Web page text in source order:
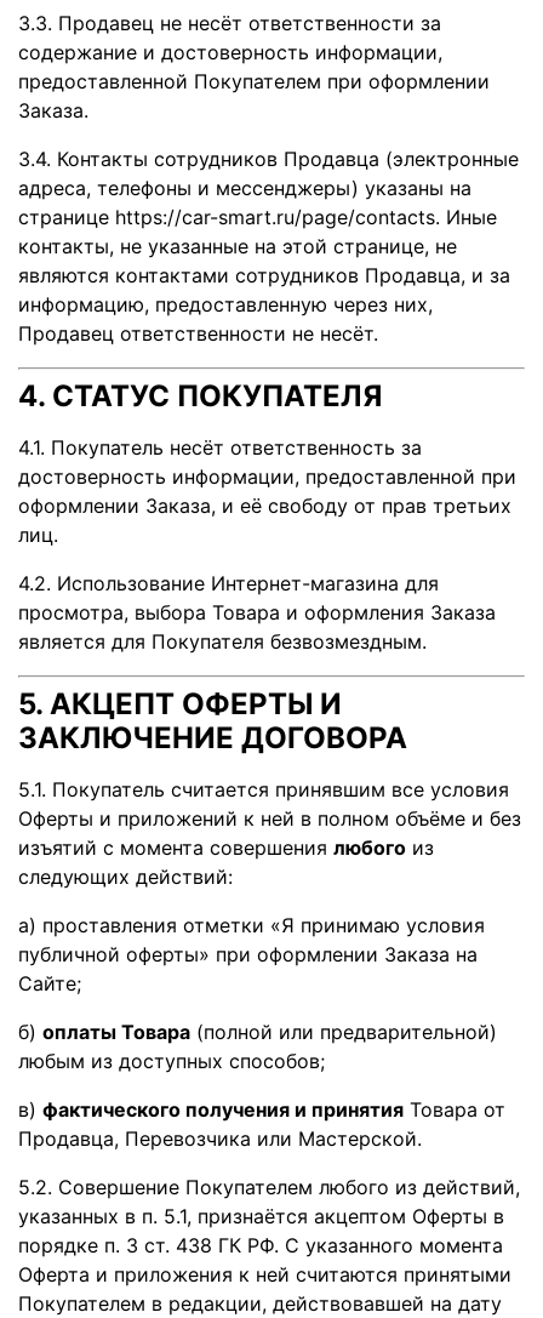
3.3. Продавец не несёт ответственности за
содержание и достоверность информации,
предоставленной Покупателем при оформлении
Заказа.
3.4. Контакты сотрудников Продавца (электронные
адреса, телефоны и мессенджеры) указаны на
странице https://car-smart.ru/page/contacts. Иные
контакты, не указанные на этой странице, не
являются контактами сотрудников Продавца, и за
информацию, предоставленную через них,
Продавец ответственности не несёт.
4. СТАТУС ПОКУПАТЕЛЯ
4.1. Покупатель несёт ответственность за
достоверность информации, предоставленной при
оформлении Заказа, и её свободу от прав третьих
лиц.
4.2. Использование Интернет-магазина для
просмотра, выбора Товара и оформления Заказа
является для Покупателя безвозмездным.
5. АКЦЕПТ ОФЕРТЫ И
ЗАКЛЮЧЕНИЕ ДОГОВОРА
5.1. Покупатель считается принявшим все условия
Оферты и приложений к ней в полном объёме и без
изъятий с момента совершения любого из
следующих действий:
а) проставления отметки «Я принимаю условия
публичной оферты» при оформлении Заказа на
Сайте;
б) оплаты Товара (полной или предварительной)
любым из доступных способов;
в) фактического получения и принятия Товара от
Продавца, Перевозчика или Мастерской.
5.2. Совершение Покупателем любого из действий,
указанных в п. 5.1, признаётся акцептом Оферты в
порядке п. 3 ст. 438 ГК РФ. С указанного момента
Оферта и приложения к ней считаются принятыми
Покупателем в редакции, действовавшей на дату